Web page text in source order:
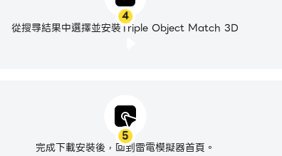
4
從搜尋結果中選擇並安裝Triple Object Match 3D
5
完成下載安裝後，回到雷電模擬器首頁。